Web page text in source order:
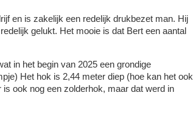
en is zakelijk een redelijk drukbezet man. Hij
gelukt. Het mooie is dat Bert een aantal
in het begin van 2025 een grondige
Het hok is 2,44 meter diep (hoe kan het ook
ook nog een zolderhok, maar dat werd in